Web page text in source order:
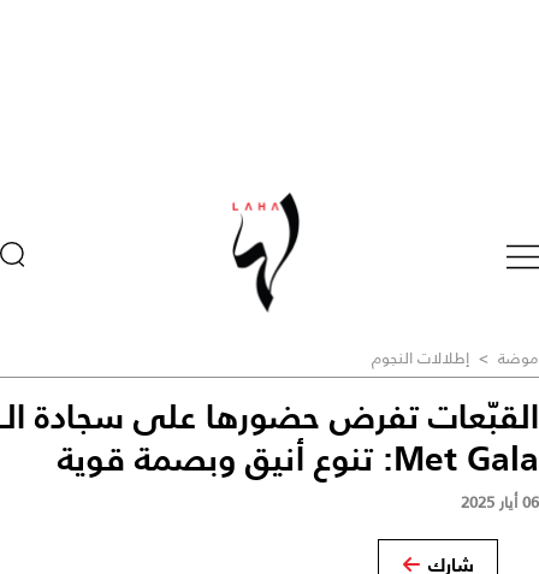
موضة > إطلالات النجوم
القبّعات تفرض حضورها على سجادة الـ
Met Gala: تنوع أنيق وبصمة قوية
06 أيار 2025
شارك